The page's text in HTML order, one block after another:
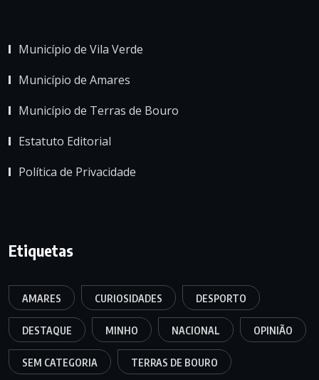
Município de Vila Verde
Município de Amares
Município de Terras de Bouro
Estatuto Editorial
Política de Privacidade
Etiquetas
AMARES CURIOSIDADES DESPORTO
DESTAQUE MINHO NACIONAL OPINIÃO
SEM CATEGORIA TERRAS DE BOURO